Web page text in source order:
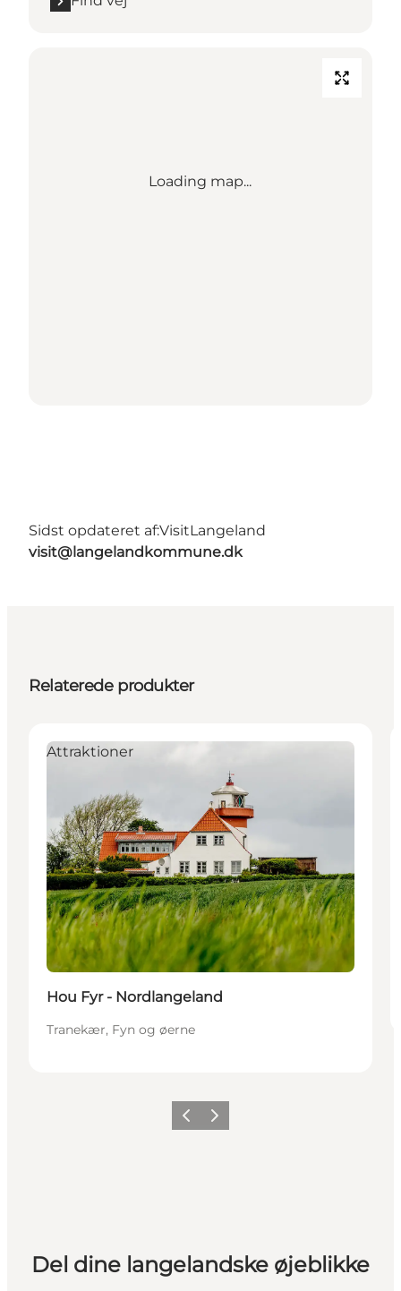
Loading map...
Sidst opdateret af:VisitLangeland
visit@langelandkommune.dk
Relaterede produkter
Attraktioner
Hou Fyr - Nordlangeland
Tranekær, Fyn og øerne
ForrigeNæste
Del dine langelandske øjeblikke